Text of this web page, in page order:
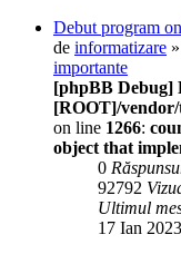
Debut program
de informatizare
importante
[phpBB Debug]
[ROOT]/
on line 1266:
object that
0
92792
Ultimul
17 Ian